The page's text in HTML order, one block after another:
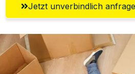
Jetzt unverbindlich